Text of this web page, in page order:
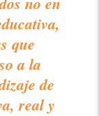
que
a la
de
real y